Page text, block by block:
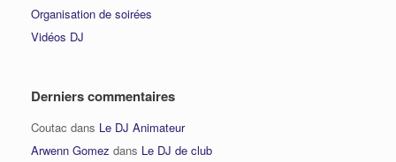
Organisation de soirées
Vidéos DJ
Derniers commentaires
Coutac dans Le DJ Animateur
Arwenn Gomez dans Le DJ de club